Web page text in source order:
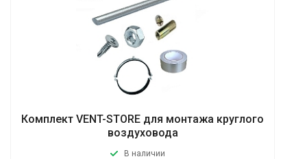
Комплект VENT-STORE для монтажа круглого
воздуховода
В наличии